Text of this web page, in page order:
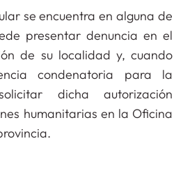
se encuentra en alguna de
presentar denuncia en el
de su localidad y, cuando
condenatoria para la
dicha autorización
humanitarias en la Oficina